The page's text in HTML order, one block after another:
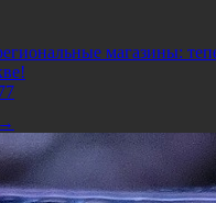
магазины: